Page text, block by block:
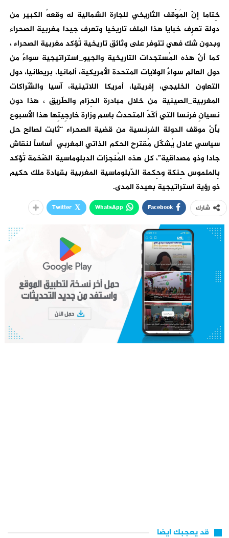
خِتاما إنّ المَوْقف التّاريخي للجارة الشمالية له وقعهُ الكبير من
دولة تعرِف خبايا هذا الملف تاريخيا وتعرف جيدا مغربية الصحراء
وبدون شك فهي تتوفر على وثائق تاريخية تُؤكد مغربية الصحراء ،
كما أنّ هذه المُستجدات التاريخية والجيو_استراتيجية سواءٌ من
دول العالم سواءٌ الولايات المتحدة الأمريكية، ألمانيا، بريطانيا، دول
التعاون الخليجي، إفريقيا، أمريكا اللاتينية، آسيا والشّراكات
المغربية_الصينية من خلال مبادرة الحِزام والطّريق ، هذا دون
نسيانِ فرنسا التي أكّدَ المتحدث باسم وزارة خارجِيتِها هذا الأسبوع
بأنّ موقف الدولة الفرنسية من قضية الصحراء “ثابت لصالح حل
سياسي عادل يُشكّل مُقترح الحكم الذاتي المغربي أساساً لنقاش
جادا وذو مصداقية”، كل هذه المُنجزات الدبلوماسية الضّخمة تُؤكد
بِالملموس حِنكة وحِكمة الدّبلوماسية المغربية بقيادة ملك حكيم
ذو رؤية استراتيجية بعيدة المدى.
شارك Facebook
WhatsApp
Twitter
قد يعجبك ايضا